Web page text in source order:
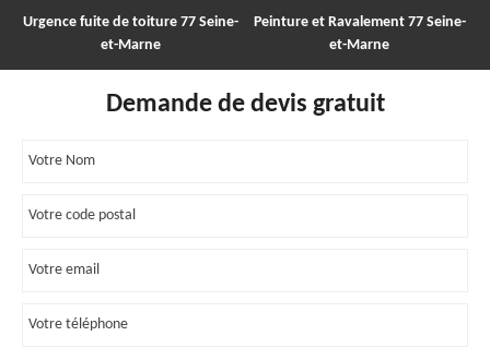
Urgence fuite de toiture 77 Seine-
et-Marne
Peinture et Ravalement 77 Seine-
et-Marne
Demande de devis gratuit